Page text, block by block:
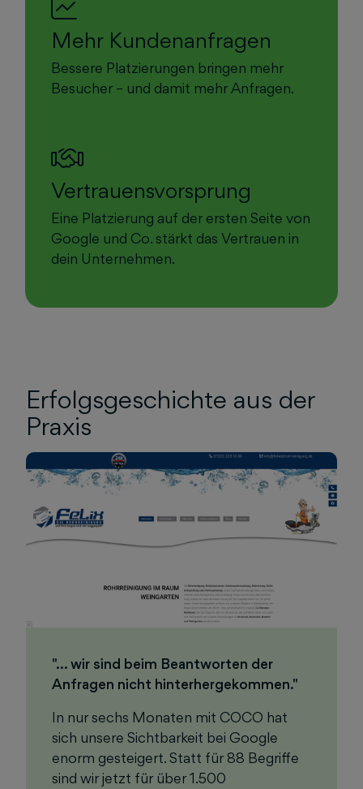
Mehr Kundenanfragen
Bessere Platzierungen bringen mehr
Besucher – und damit mehr Anfragen.
Vertrauensvorsprung
Eine Platzierung auf der ersten Seite von
Google und Co. stärkt das Vertrauen in
dein Unternehmen.
Erfolgsgeschichte aus der
Praxis
"... wir sind beim Beantworten der
Anfragen nicht hinterhergekommen."
In nur sechs Monaten mit COCO hat
sich unsere Sichtbarkeit bei Google
enorm gesteigert. Statt für 88 Begriffe
sind wir jetzt für über 1.500